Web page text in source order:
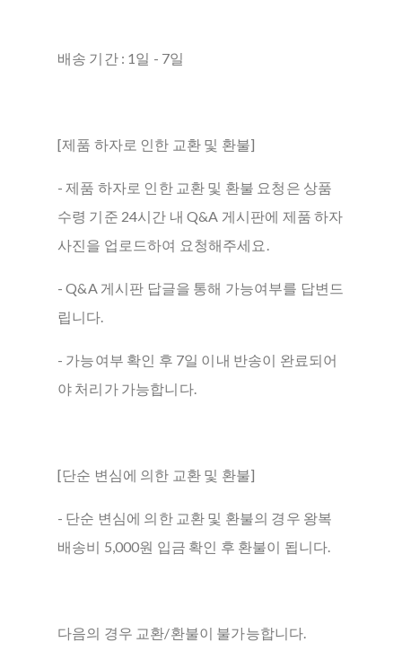
배송 기간 : 1일 - 7일
[제품 하자로 인한 교환 및 환불]
- 제품 하자로 인한 교환 및 환불 요청은 상품
수령 기준 24시간 내 Q&A 게시판에 제품 하자
사진을 업로드하여 요청해주세요.
- Q&A 게시판 답글을 통해 가능여부를 답변드
립니다.
- 가능여부 확인 후 7일 이내 반송이 완료되어
야 처리가 가능합니다.
[단순 변심에 의한 교환 및 환불]
- 단순 변심에 의한 교환 및 환불의 경우 왕복
배송비 5,000원 입금 확인 후 환불이 됩니다.
다음의 경우 교환/환불이 불가능합니다.